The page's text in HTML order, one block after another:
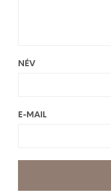
NÉV
E-MAIL